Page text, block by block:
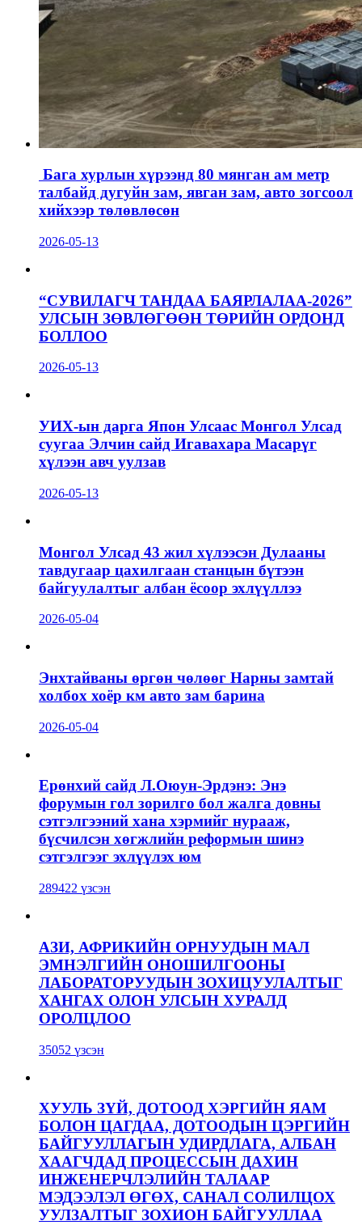
Бага хурлын хүрээнд 80 мянган ам метр
талбайд дугуйн зам, явган зам, авто зогсоол
хийхээр төлөвлөсөн
2026-05-13
“СУВИЛАГЧ ТАНДАА БАЯРЛАЛАА-2026”
УЛСЫН ЗӨВЛӨГӨӨН ТӨРИЙН ОРДОНД
БОЛЛОО
2026-05-13
УИХ-ын дарга Япон Улсаас Монгол Улсад
суугаа Элчин сайд Игавахара Масарүг
хүлээн авч уулзав
2026-05-13
Монгол Улсад 43 жил хүлээсэн Дулааны
тавдугаар цахилгаан станцын бүтээн
байгуулалтыг албан ёсоор эхлүүллээ
2026-05-04
Энхтайваны өргөн чөлөөг Нарны замтай
холбох хоёр км авто зам барина
2026-05-04
Ерөнхий сайд Л.Оюун-Эрдэнэ: Энэ
форумын гол зорилго бол жалга довны
сэтгэлгээний хана хэрмийг нурааж,
бүсчилсэн хөгжлийн реформын шинэ
сэтгэлгээг эхлүүлэх юм
289422 үзсэн
АЗИ, АФРИКИЙН ОРНУУДЫН МАЛ
ЭМНЭЛГИЙН ОНОШИЛГООНЫ
ЛАБОРАТОРУУДЫН ЗОХИЦУУЛАЛТЫГ
ХАНГАХ ОЛОН УЛСЫН ХУРАЛД
ОРОЛЦЛОО
35052 үзсэн
ХУУЛЬ ЗҮЙ, ДОТООД ХЭРГИЙН ЯАМ
БОЛОН ЦАГДАА, ДОТООДЫН ЦЭРГИЙН
БАЙГУУЛЛАГЫН УДИРДЛАГА, АЛБАН
ХААГЧДАД ПРОЦЕССЫН ДАХИН
ИНЖЕНЕРЧЛЭЛИЙН ТАЛААР
МЭДЭЭЛЭЛ ӨГӨХ, САНАЛ СОЛИЛЦОХ
УУЛЗАЛТЫГ ЗОХИОН БАЙГУУЛЛАА